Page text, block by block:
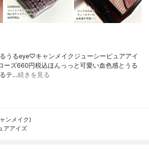
うるeye♡キャンメイクジューシーピュアアイ
ーズ660円税込ほんっっと可愛い血色感とうる
テ…続きを見る
ンメイク)
アアイズ